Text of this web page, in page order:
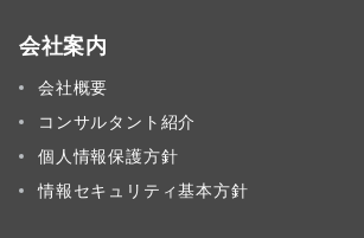
会社案内
会社概要
コンサルタント紹介
個人情報保護方針
情報セキュリティ基本方針